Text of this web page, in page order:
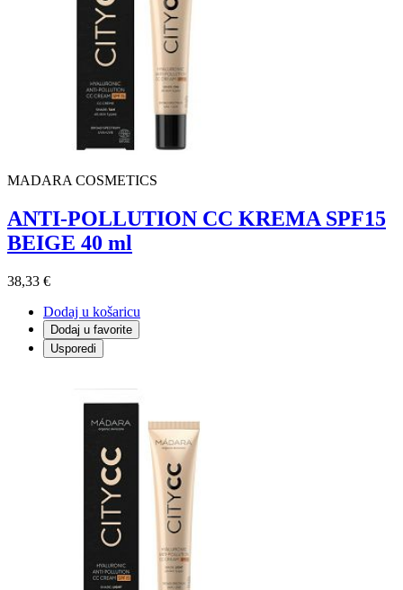
MADARA COSMETICS
ANTI-POLLUTION CC KREMA SPF15
BEIGE 40 ml
38,33 €
Dodaj u košaricu
Dodaj u favorite
Usporedi